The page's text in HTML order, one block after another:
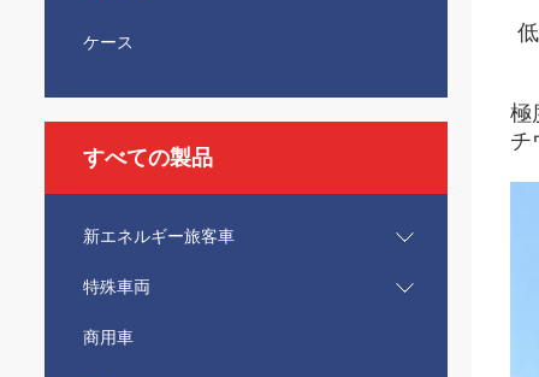
ケース
すべての製品
新エネルギー旅客車
特殊車両
商用車
極
チ